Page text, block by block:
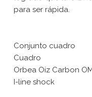
para ser rápida.
Conjunto cuadro
Cuadro
Orbea Oiz Carbon
I-line shock